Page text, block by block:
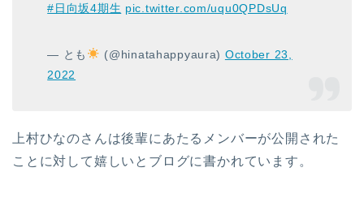
#日向坂4期生 pic.twitter.com/uqu0QPDsUq
— とも (@hinatahappyaura) October 23,
2022
上村ひなのさんは後輩にあたるメンバーが公開された
ことに対して嬉しいとブログに書かれています。